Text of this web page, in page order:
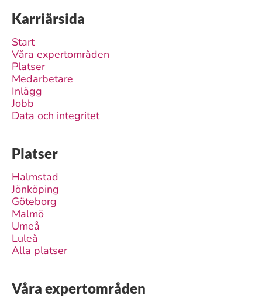
Karriärsida
Start
Våra expertområden
Platser
Medarbetare
Inlägg
Jobb
Data och integritet
Platser
Halmstad
Jönköping
Göteborg
Malmö
Umeå
Luleå
Alla platser
Våra expertområden